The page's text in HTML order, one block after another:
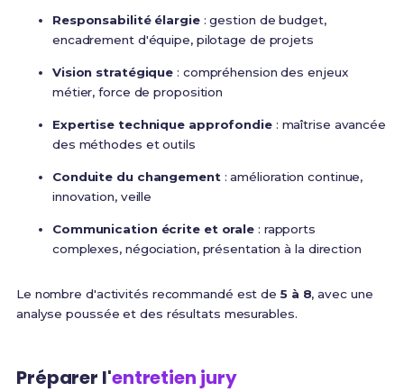
Responsabilité élargie: gestion de budget,
encadrement d'équipe, pilotage de projets
Vision stratégique : compréhension des enjeux
métier, force de proposition
Expertise technique approfondie: maîtrise avancée
des méthodes et outils
Conduite du changement: amélioration continue,
innovation, veille
Communication écrite et orale : rapports
complexes, négociation, présentation à la direction
Le nombre d'activités recommandé est de 5 à 8, avec une
analyse poussée et des résultats mesurables.
Préparer l'entretien jury